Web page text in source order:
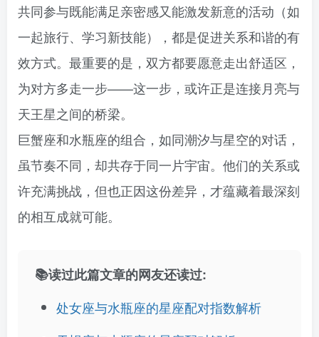
共同参与既能满足亲密感又能激发新意的活动（如
一起旅行、学习新技能），都是促进关系和谐的有
效方式。最重要的是，双方都要愿意走出舒适区，
为对方多走一步——这一步，或许正是连接月亮与
天王星之间的桥梁。
巨蟹座和水瓶座的组合，如同潮汐与星空的对话，
虽节奏不同，却共存于同一片宇宙。他们的关系或
许充满挑战，但也正因这份差异，才蕴藏着最深刻
的相互成就可能。
📚读过此篇文章的网友还读过:
处女座与水瓶座的星座配对指数解析